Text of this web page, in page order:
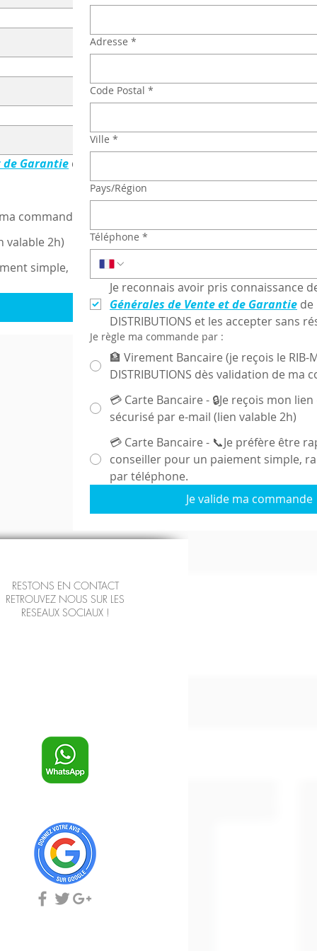
de Garantie de
commande)
valable 2h)
simple,
Adresse *
Code Postal *
Ville *
Pays/Région
Téléphone *
Je reconnais avoir pris connaissance
Générales de Vente et de Garantie de
DISTRIBUTIONS et les accepter sans
Je règle ma commande par :
🏦 Virement Bancaire (je reçois le RIB-
DISTRIBUTIONS dès validation de ma
💳 Carte Bancaire - 🔒Je reçois mon
sécurisé par e-mail (lien valable 2h)
💳 Carte Bancaire - 📞Je préfère être
conseiller pour un paiement simple,
par téléphone.
Je valide ma commande
RESTONS EN CONTACT
RETROUVEZ NOUS SUR LES
RESEAUX SOCIAUX !